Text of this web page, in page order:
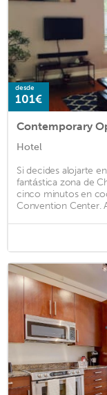
desde
101€
Contemporary
Hotel
Si decides alojarte
fantástica zona de
cinco minutos en
Convention Center.